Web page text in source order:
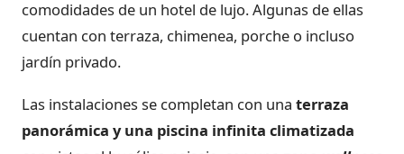
comodidades de un hotel de lujo. Algunas de ellas
cuentan con terraza, chimenea, porche o incluso
jardín privado.
Las instalaciones se completan con una terraza
panorámica y una piscina infinita climatizada